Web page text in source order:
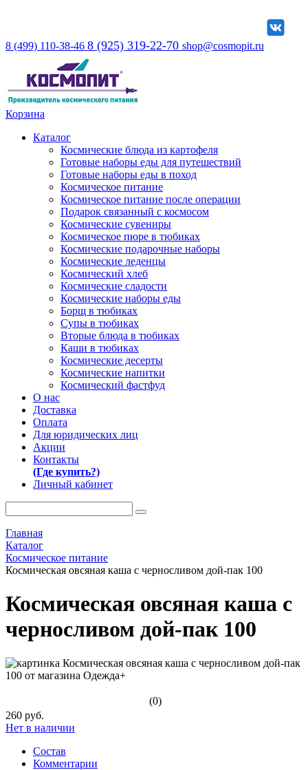
8 (499) 110-38-46 8 (925) 319-22-70 shop@cosmopit.ru
Корзина
Каталог
Космические блюда из картофеля
Готовые наборы еды для путешествий
Готовые наборы еды в поход
Космическое питание
Космическое питание после операции
Подарок связанный с космосом
Космические сувениры
Космическое пюре в тюбиках
Космические подарочные наборы
Космические леденцы
Космический хлеб
Космические сладости
Космические наборы еды
Борщ в тюбиках
Супы в тюбиках
Вторые блюда в тюбиках
Каши в тюбиках
Космические десерты
Космические напитки
Космический фастфуд
О нас
Доставка
Оплата
Для юридических лиц
Акции
Контакты
(Где купить?)
Личный кабинет
Главная
Каталог
Космическое питание
Космическая овсяная каша с черносливом дой-пак 100
Космическая овсяная каша с
черносливом дой-пак 100
(0)
260 руб.
Нет в наличии
Состав
Комментарии